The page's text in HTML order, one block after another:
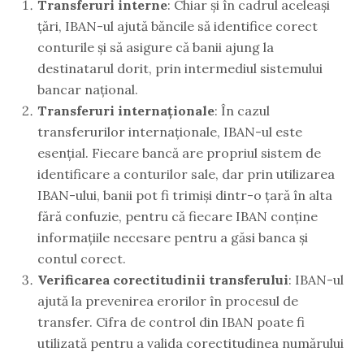
Transferuri interne: Chiar și în cadrul aceleași
țări, IBAN-ul ajută băncile să identifice corect
conturile și să asigure că banii ajung la
destinatarul dorit, prin intermediul sistemului
bancar național.
Transferuri internaționale: În cazul
transferurilor internaționale, IBAN-ul este
esențial. Fiecare bancă are propriul sistem de
identificare a conturilor sale, dar prin utilizarea
IBAN-ului, banii pot fi trimiși dintr-o țară în alta
fără confuzie, pentru că fiecare IBAN conține
informațiile necesare pentru a găsi banca și
contul corect.
Verificarea corectitudinii transferului: IBAN-ul
ajută la prevenirea erorilor în procesul de
transfer. Cifra de control din IBAN poate fi
utilizată pentru a valida corectitudinea numărului